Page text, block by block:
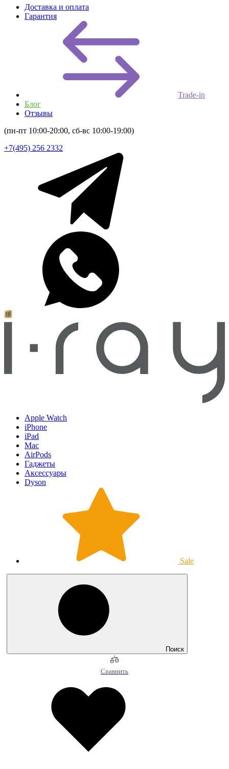
Доставка и оплата
Гарантия
Trade-in
Блог
Отзывы
(пн-пт 10:00-20:00, сб-вс 10:00-19:00)
+7(495) 256 2332
Apple Watch
iPhone
iPad
Mac
AirPods
Гаджеты
Аксессуары
Dyson
Sale
Поиск
Сравнить